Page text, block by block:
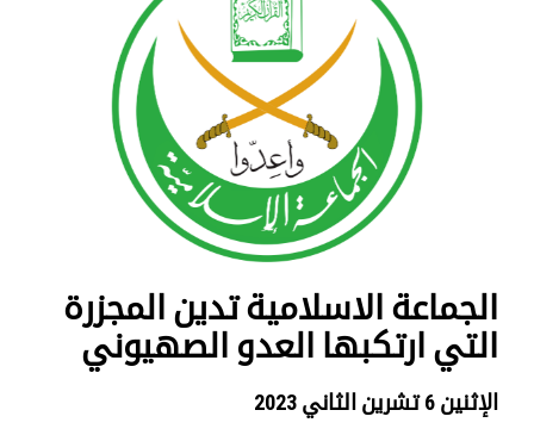
الجماعة الاسلامية تدين المجزرة
التي ارتكبها العدو الصهيوني
الإثنين 6 تشرين الثاني 2023